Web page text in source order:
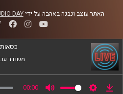
האתר עוצב ונבנה באהבה על ידיDAY
00:00
כסאות
משודר